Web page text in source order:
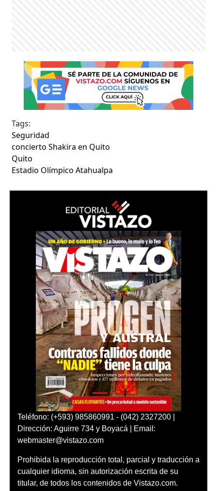
Tags:
Seguridad
concierto Shakira en Quito
Quito
Estadio Olímpico Atahualpa
Teléfono: (+593) 985860991 - (042) 2327200 |
Dirección: Aguirre 734 y Boyacá | Email:
webmaster@vistazo.com
Prohibida la reproducción total, parcial y traducción a
cualquier idioma, sin autorización escrita de su
titular, de todos los contenidos de Vistazo.com.